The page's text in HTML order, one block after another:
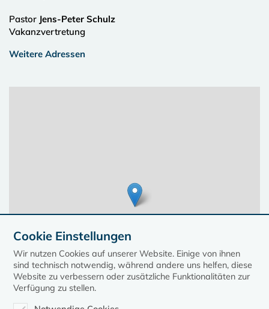
Pastor Jens-Peter Schulz
Vakanzvertretung
Weitere Adressen
Cookie Einstellungen
Wir nutzen Cookies auf unserer Website. Einige von ihnen
sind technisch notwendig, während andere uns helfen, diese
Website zu verbessern oder zusätzliche Funktionalitäten zur
Verfügung zu stellen.